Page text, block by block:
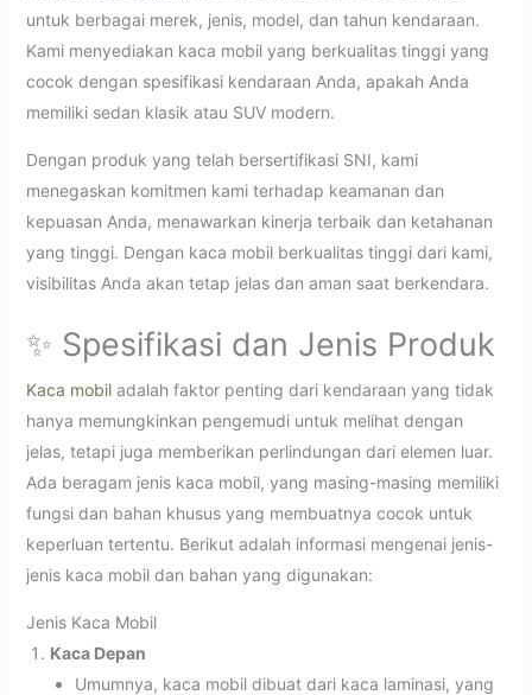
untuk berbagai merek, jenis, model, dan tahun kendaraan.
Kami menyediakan kaca mobil yang berkualitas tinggi yang
cocok dengan spesifikasi kendaraan Anda, apakah Anda
memiliki sedan klasik atau SUV modern.
Dengan produk yang telah bersertifikasi SNI, kami
menegaskan komitmen kami terhadap keamanan dan
kepuasan Anda, menawarkan kinerja terbaik dan ketahanan
yang tinggi. Dengan kaca mobil berkualitas tinggi dari kami,
visibilitas Anda akan tetap jelas dan aman saat berkendara.
✨ Spesifikasi dan Jenis Produk
Kaca mobiladalah faktor penting dari kendaraan yang tidak
hanya memungkinkan pengemudi untuk melihat dengan
jelas, tetapi juga memberikan perlindungan dari elemen luar.
Ada beragam jenis kaca mobil, yang masing-masing memiliki
fungsi dan bahan khusus yang membuatnya cocok untuk
keperluan tertentu. Berikut adalah informasi mengenai jenis-
jenis kaca mobil dan bahan yang digunakan:
Jenis Kaca Mobil
Kaca Depan
Umumnya, kaca mobil dibuat dari kaca laminasi, yang